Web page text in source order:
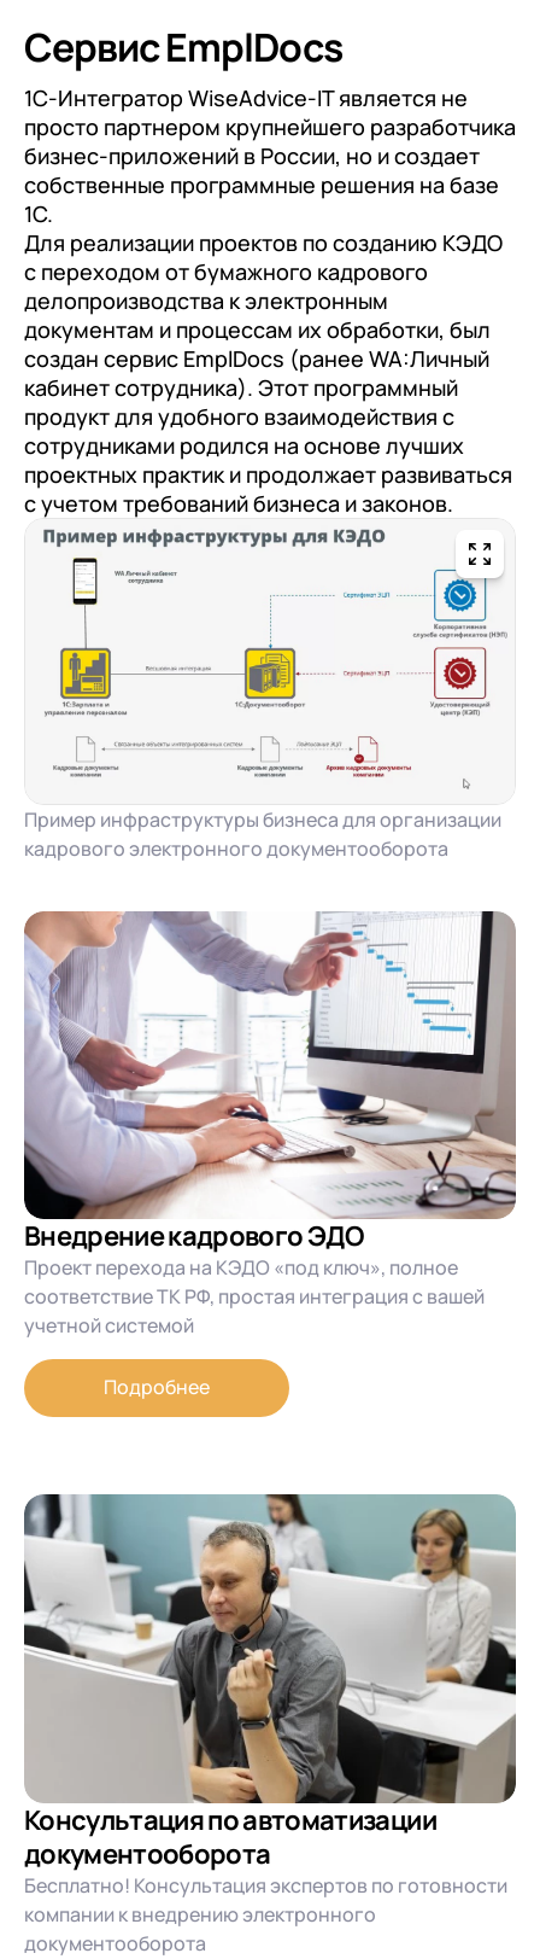
Сервис EmplDocs
1C-Интегратор WiseAdvice-IT является не
просто партнером крупнейшего разработчика
бизнес-приложений в России, но и создает
собственные программные решения на базе
1С.
Для реализации проектов по созданию КЭДО
с переходом от бумажного кадрового
делопроизводства к электронным
документам и процессам их обработки, был
создан сервис EmplDocs (ранее WA:Личный
кабинет сотрудника). Этот программный
продукт для удобного взаимодействия с
сотрудниками родился на основе лучших
проектных практик и продолжает развиваться
с учетом требований бизнеса и законов.
Пример инфраструктуры бизнеса для организации
кадрового электронного документооборота
Внедрение кадрового ЭДО
Проект перехода на КЭДО «под ключ», полное
соответствие ТК РФ, простая интеграция с вашей
учетной системой
Подробнее
Консультация по автоматизации
документооборота
Бесплатно! Консультация экспертов по готовности
компании к внедрению электронного
документооборота